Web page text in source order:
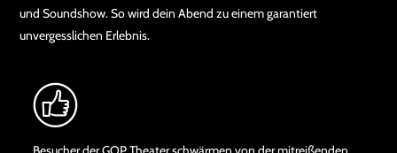
und Soundshow. So wird dein Abend zu einem garantiert
unvergesslichen Erlebnis.